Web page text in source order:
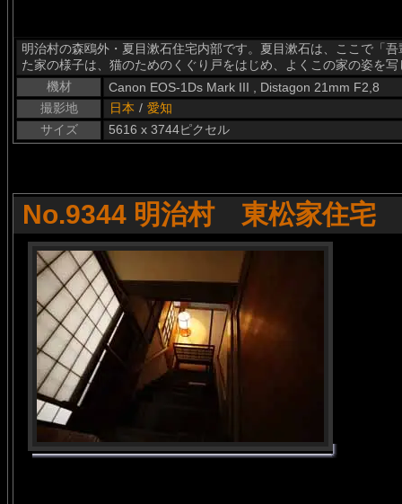
明治村の森鴎外・夏目漱石住宅内部です。夏目漱石は、ここで「
た家の様子は、猫のためのくぐり戸をはじめ、よくこの家の姿を
機材
Canon EOS-1Ds Mark III , Distagon 21mm F2,8
撮影地
日本 / 愛知
サイズ
5616 x 3744ピクセル
No.9344 明治村 東松家住宅